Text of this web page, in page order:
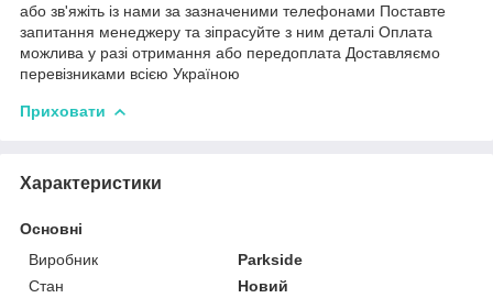
або зв'яжіть із нами за зазначеними телефонами Поставте
запитання менеджеру та зіпрасуйте з ним деталі Оплата
можлива у разі отримання або передоплата Доставляємо
перевізниками всією Україною
Приховати
Характеристики
Основні
Виробник
Parkside
Стан
Новий